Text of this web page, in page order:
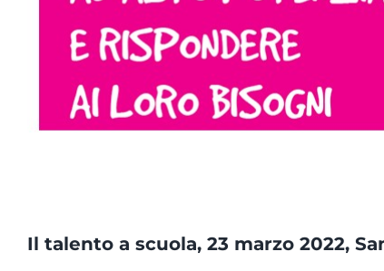
Il talento a scuola, 23 marzo 2022,